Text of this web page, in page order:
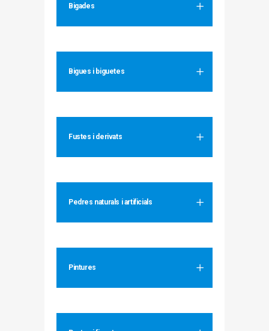
Bigades
Bigues i biguetes
Fustes i derivats
Pedres naturals i artificials
Pintures